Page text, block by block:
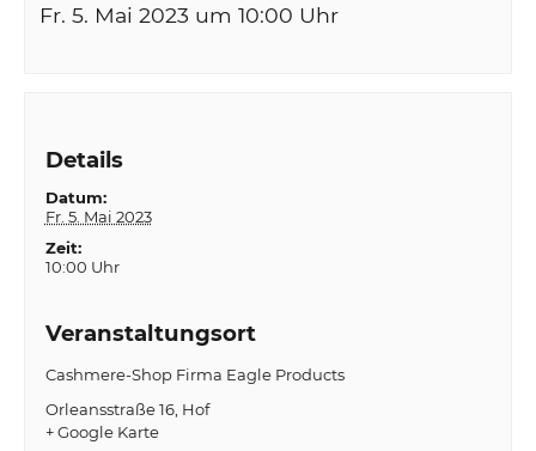
Fr. 5. Mai 2023 um 10:00 Uhr
Details
Datum:
Fr. 5. Mai 2023
Zeit:
10:00 Uhr
Veranstaltungsort
Cashmere-Shop Firma Eagle Products
Orleansstraße 16 Hof
+ Google Karte